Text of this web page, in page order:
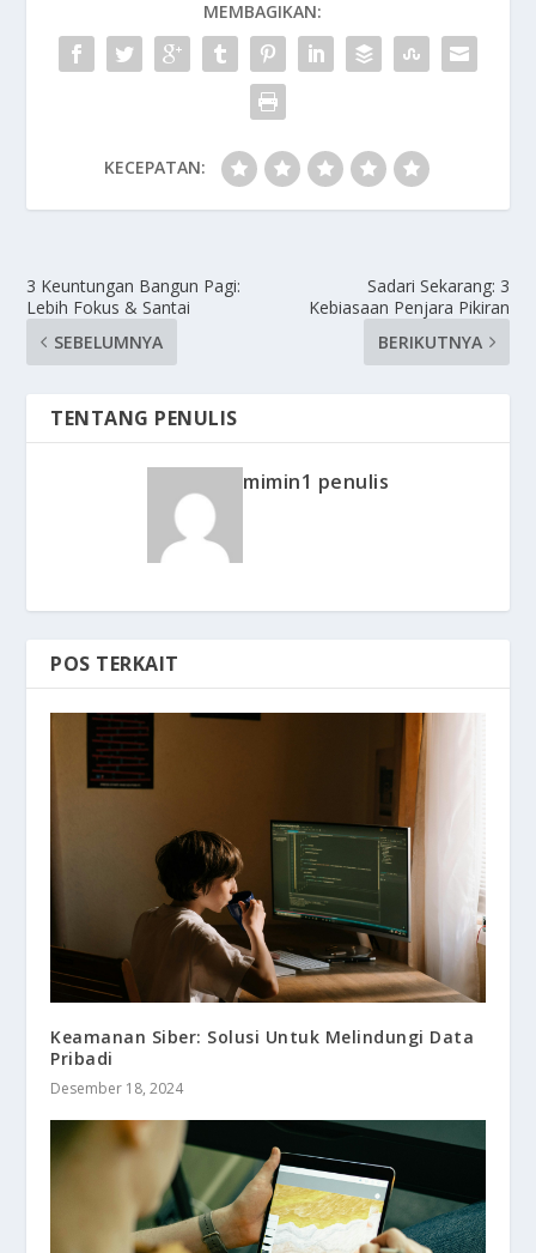
MEMBAGIKAN:
KECEPATAN:
3 Keuntungan Bangun Pagi:
Lebih Fokus & Santai
SEBELUMNYA
Sadari Sekarang: 3
Kebiasaan Penjara Pikiran
BERIKUTNYA
TENTANG PENULIS
mimin1 penulis
POS TERKAIT
Keamanan Siber: Solusi Untuk Melindungi Data
Pribadi
Desember 18, 2024